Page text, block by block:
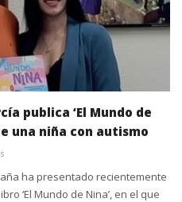
publica ‘El Mundo de
una niña con autismo
ha presentado recientemente
‘El Mundo de Nina’, en el que